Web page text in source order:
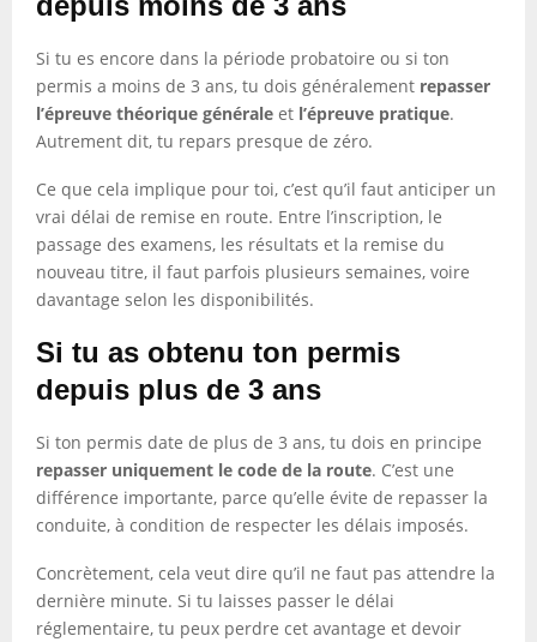
Si tu es encore dans la période probatoire ou si ton
permis a moins de 3 ans, tu dois généralement repasser
l’épreuve théorique générale et l’épreuve pratique.
Autrement dit, tu repars presque de zéro.
Ce que cela implique pour toi, c’est qu’il faut anticiper un
vrai délai de remise en route. Entre l’inscription, le
passage des examens, les résultats et la remise du
nouveau titre, il faut parfois plusieurs semaines, voire
davantage selon les disponibilités.
Si tu as obtenu ton permis
depuis plus de 3 ans
Si ton permis date de plus de 3 ans, tu dois en principe
repasser uniquement le code de la route. C’est une
différence importante, parce qu’elle évite de repasser la
conduite, à condition de respecter les délais imposés.
Concrètement, cela veut dire qu’il ne faut pas attendre la
dernière minute. Si tu laisses passer le délai
réglementaire, tu peux perdre cet avantage et devoir